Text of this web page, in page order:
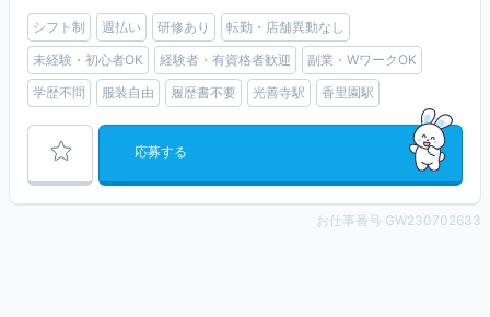
シフト制 週払い 研修あり
転勤・店舗異動なし
未経験・初心者OK
経験者・有資格者歓迎
副業・WワークOK
学歴不問
服装自由 履歴書不要 光善寺駅 香里園駅
応募する
お仕事番号 GW230702633